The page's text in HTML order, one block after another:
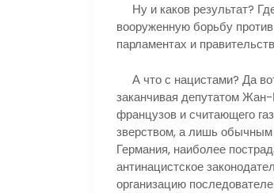
Ну и каков результат?
вооруженную борьбу
парламентах и
А что с нацистами? Да
заканчивая депутатом
французов и считающего
зверством, а лишь обычным
Германия, наиболее
антинацистское
организацию